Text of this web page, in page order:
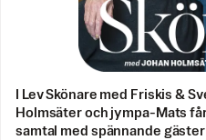
I Lev Skönare med Friskis &
Holmsäter och jympa-Mats
samtal med spännande